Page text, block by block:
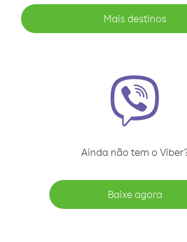
Mais destinos
Ainda não tem o
Baixe agora